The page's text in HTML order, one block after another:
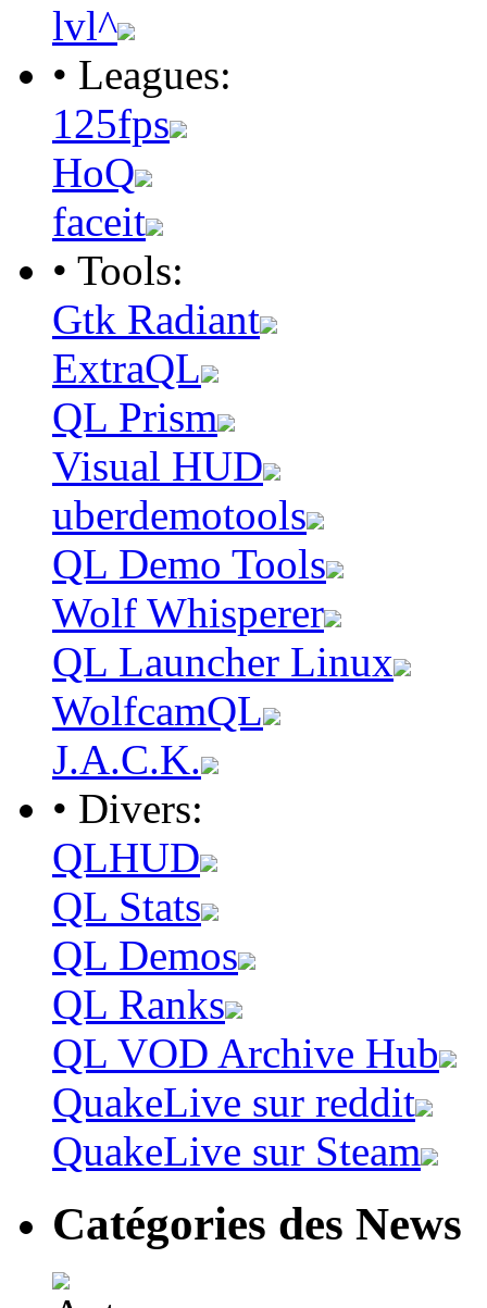
lvl^
• Leagues:
125fps
HoQ
faceit
• Tools:
Gtk Radiant
ExtraQL
QL Prism
Visual HUD
uberdemotools
QL Demo Tools
Wolf Whisperer
QL Launcher Linux
WolfcamQL
J.A.C.K.
• Divers:
QLHUD
QL Stats
QL Demos
QL Ranks
QL VOD Archive Hub
QuakeLive sur reddit
QuakeLive sur Steam
Catégories des News